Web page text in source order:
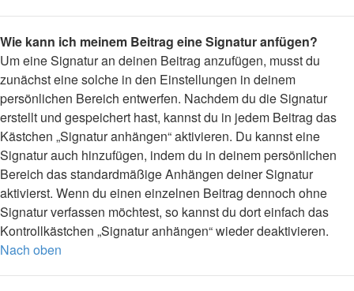
Wie kann ich meinem Beitrag eine Signatur anfügen?
Um eine Signatur an deinen Beitrag anzufügen, musst du
zunächst eine solche in den Einstellungen in deinem
persönlichen Bereich entwerfen. Nachdem du die Signatur
erstellt und gespeichert hast, kannst du in jedem Beitrag das
Kästchen „Signatur anhängen“ aktivieren. Du kannst eine
Signatur auch hinzufügen, indem du in deinem persönlichen
Bereich das standardmäßige Anhängen deiner Signatur
aktivierst. Wenn du einen einzelnen Beitrag dennoch ohne
Signatur verfassen möchtest, so kannst du dort einfach das
Kontrollkästchen „Signatur anhängen“ wieder deaktivieren.
Nach oben